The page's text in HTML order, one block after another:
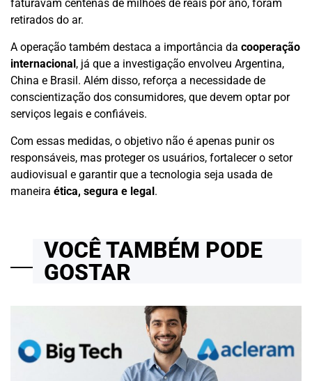
faturavam centenas de milhões de reais por ano, foram
retirados do ar.
A operação também destaca a importância da cooperação
internacional , já que a investigação envolveu Argentina,
China e Brasil. Além disso, reforça a necessidade de
conscientização dos consumidores, que devem optar por
serviços legais e confiáveis.
Com essas medidas, o objetivo não é apenas punir os
responsáveis, mas proteger os usuários, fortalecer o setor
audiovisual e garantir que a tecnologia seja usada de
maneira ética, segura e legal .
VOCÊ TAMBÉM PODE
GOSTAR